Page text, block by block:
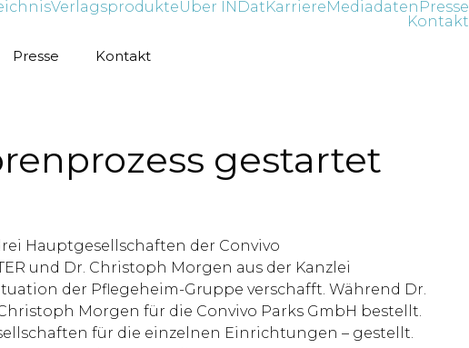
VerlagsprodukteÜber INDatKarriereMediadaten Presse
Kontakt
Presse Kontakt
gestartet
Hauptgesellschaften der Convivo
und Dr. Christoph Morgen aus der Kanzlei
der Pflegeheim-Gruppe verschafft. Während Dr.
Morgen für die Convivo Parks GmbH bestellt.
für die einzelnen Einrichtungen – gestellt.